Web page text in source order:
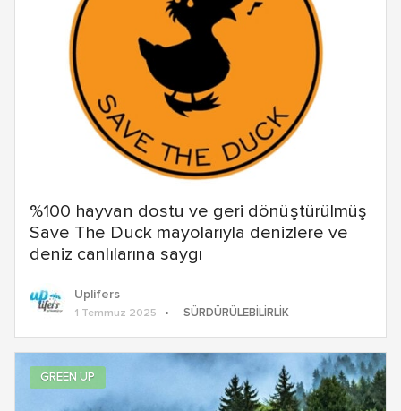
%100 hayvan dostu ve geri dönüştürülmüş
Save The Duck mayolarıyla denizlere ve
deniz canlılarına saygı
Uplifers
1 Temmuz 2025 SÜRDÜRÜLEBILIRLIK
GREEN UP